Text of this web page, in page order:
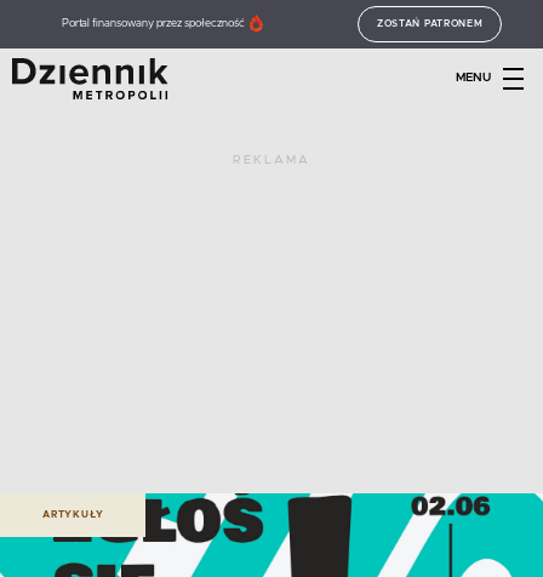
Portal finansowany przez społeczność ZOSTAŃ PATRONEM
MENU
REKLAMA
ARTYKUŁY